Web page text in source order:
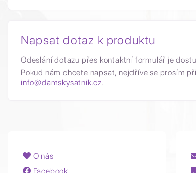
Napsat dotaz k produktu
Odeslání dotazu přes kontaktní formulář je
Pokud nám chcete napsat, nejdříve se prosím
info@damskysatnik.cz.
O nás